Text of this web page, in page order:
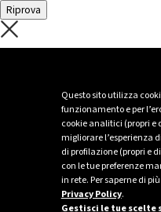
Questo sito utilizza
funzionamento e per
cookie analitici (propri e
migliorare l’esperienza
di profilazione (propri e
con le tue preferenze
in rete. Per saperne di
Privacy Policy.
Gestisci le tue scelte
Riprova
C'è un
Per favore riprova piú tardi